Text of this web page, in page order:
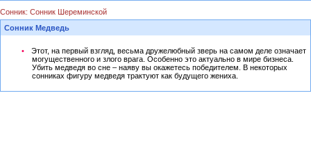
Сонник: Сонник Шереминской
Сонник Медведь
Этот, на первый взгляд, весьма дружелюбный зверь на самом деле означает
могущественного и злого врага. Особенно это актуально в мире бизнеса.
Убить медведя во сне – наяву вы окажетесь победителем. В некоторых
сонниках фигуру медведя трактуют как будущего жениха.